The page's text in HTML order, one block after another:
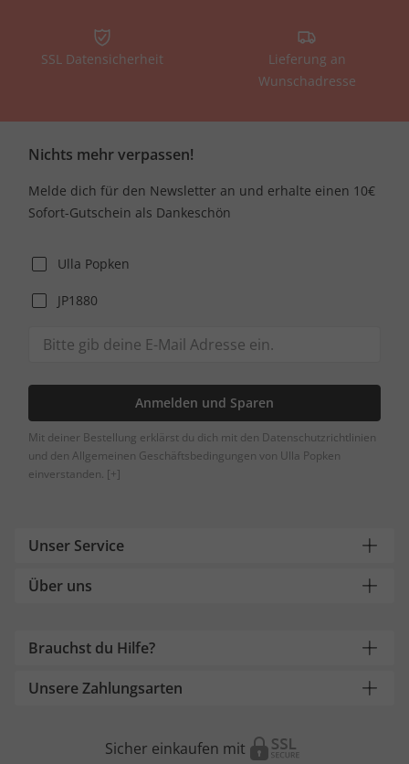
SSL Datensicherheit
Lieferung an
Wunschadresse
Nichts mehr verpassen!
Melde dich für den Newsletter an und erhalte einen 10€
Sofort-Gutschein als Dankeschön
Ulla Popken
JP1880
Anmelden und Sparen
Mit deiner Bestellung erklärst du dich mit den Datenschutzrichtlinien
und den Allgemeinen Geschäftsbedingungen von Ulla Popken
einverstanden. [+]
Unser Service
Über uns
Brauchst du Hilfe?
Unsere Zahlungsarten
Sicher einkaufen mit